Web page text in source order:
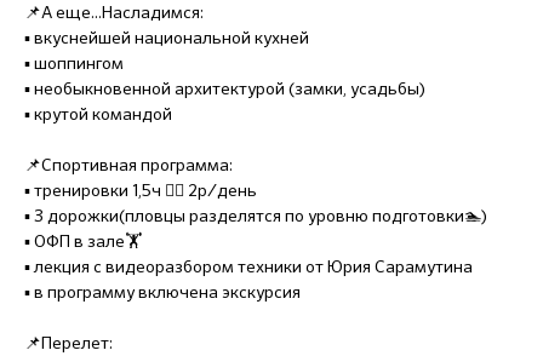
📌А еще...Насладимся:
▪️ вкуснейшей национальной кухней
▪️ шоппингом
▪️ необыкновенной архитектурой (замки, усадьбы)
▪️ крутой командой
📌Спортивная программа:
▪️ тренировки 1,5ч 🏊‍♂️ 2р/день
▪️ 3 дорожки(пловцы разделятся по уровню подготовки🏊)
▪️ ОФП в зале🏋️
▪️ лекция с видеоразбором техники от Юрия Сарамутина
▪️ в программу включена экскурсия
📌Перелет: